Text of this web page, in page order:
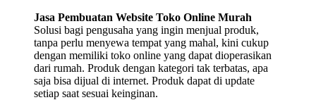
Jasa Pembuatan Website Toko Online Murah
Solusi bagi pengusaha yang ingin menjual produk,
tanpa perlu menyewa tempat yang mahal, kini cukup
dengan memiliki toko online yang dapat dioperasikan
dari rumah. Produk dengan kategori tak terbatas, apa
saja bisa dijual di internet. Produk dapat di update
setiap saat sesuai keinginan.